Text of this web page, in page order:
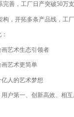
完善，工厂日产突破50万
构，开拓多条产品线，工
：
艺术生态引领者
艺术更简单
人的艺术梦想
户第一、创新高效、相